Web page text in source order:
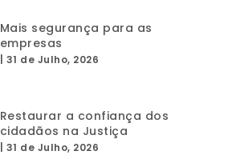
Mais segurança para as
empresas
31 de Julho, 2026
Restaurar a confiança dos
cidadãos na Justiça
31 de Julho, 2026